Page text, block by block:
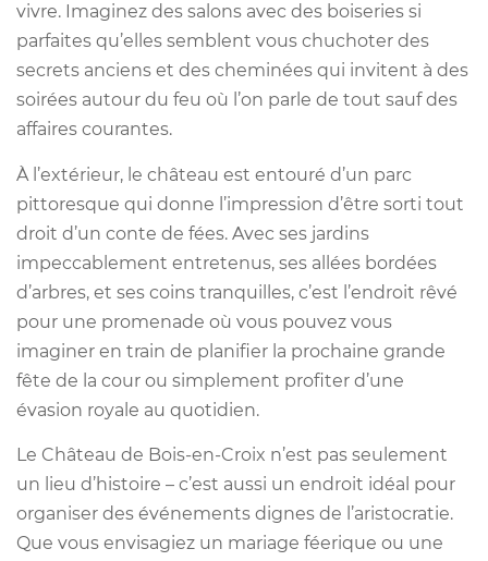
vivre. Imaginez des salons avec des boiseries si
parfaites qu’elles semblent vous chuchoter des
secrets anciens et des cheminées qui invitent à des
soirées autour du feu où l’on parle de tout sauf des
affaires courantes.
À l’extérieur, le château est entouré d’un parc
pittoresque qui donne l’impression d’être sorti tout
droit d’un conte de fées. Avec ses jardins
impeccablement entretenus, ses allées bordées
d’arbres, et ses coins tranquilles, c’est l’endroit rêvé
pour une promenade où vous pouvez vous
imaginer en train de planifier la prochaine grande
fête de la cour ou simplement profiter d’une
évasion royale au quotidien.
Le Château de Bois-en-Croix n’est pas seulement
un lieu d’histoire – c’est aussi un endroit idéal pour
organiser des événements dignes de l’aristocratie.
Que vous envisagiez un mariage féerique ou une